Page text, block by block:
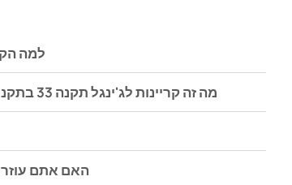
? למה הקלטה זה
? מה זה קריינות לג'ינגל תקנה 33 בתקנות שוויון זכויות לאנשים עם מוגבלות
? האם אתם